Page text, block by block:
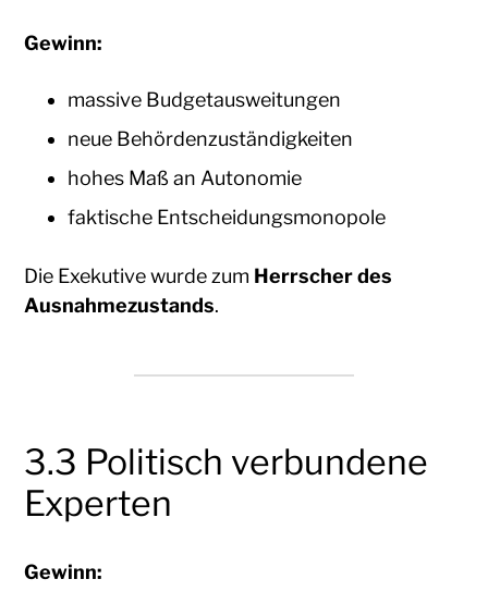
Gewinn:
massive Budgetausweitungen
neue Behördenzuständigkeiten
hohes Maß an Autonomie
faktische Entscheidungsmonopole
Die Exekutive wurde zum Herrscher des
Ausnahmezustands.
3.3 Politisch verbundene
Experten
Gewinn: